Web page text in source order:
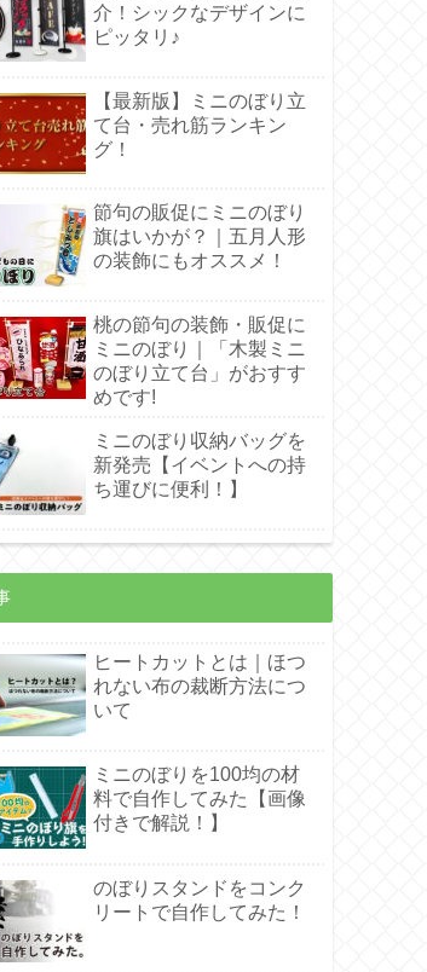
介！シックなデザインに
ピッタリ♪
【最新版】ミニのぼり立
て台・売れ筋ランキン
グ！
節句の販促にミニのぼり
旗はいかが？｜五月人形
の装飾にもオススメ！
桃の節句の装飾・販促に
ミニのぼり｜「木製ミニ
のぼり立て台」がおすす
めです!
ミニのぼり収納バッグを
新発売【イベントへの持
ち運びに便利！】
ヒートカットとは｜ほつ
れない布の裁断方法につ
いて
ミニのぼりを100均の材
料で自作してみた【画像
付きで解説！】
のぼりスタンドをコンク
リートで自作してみた！